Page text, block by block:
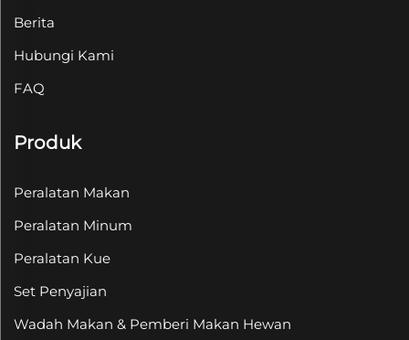
Berita
Hubungi Kami
FAQ
Produk
Peralatan Makan
Peralatan Minum
Peralatan Kue
Set Penyajian
Wadah Makan & Pemberi Makan Hewan